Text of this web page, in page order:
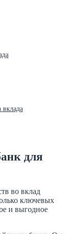
для
во вклад
ключевых
и выгодное